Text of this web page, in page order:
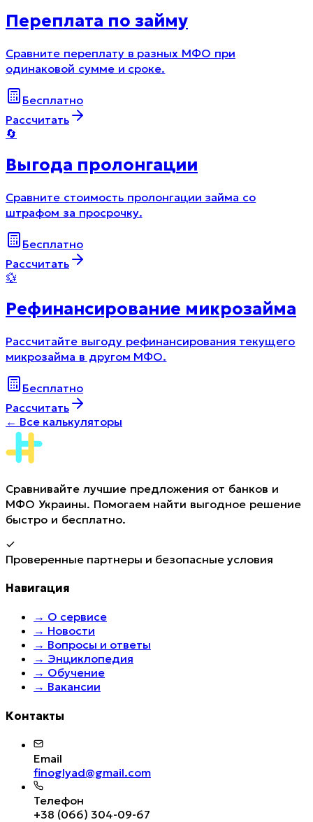
Переплата по займу
Сравните переплату в разных МФО при
одинаковой сумме и сроке.
Бесплатно
Рассчитать
🔄
Выгода пролонгации
Сравните стоимость пролонгации займа со
штрафом за просрочку.
Бесплатно
Рассчитать
💱
Рефинансирование микрозайма
Рассчитайте выгоду рефинансирования текущего
микрозайма в другом МФО.
Бесплатно
Рассчитать
← Все калькуляторы
Сравнивайте лучшие предложения от банков и
МФО Украины. Помогаем найти выгодное решение
быстро и бесплатно.
Проверенные партнеры и безопасные условия
Навигация
→ О сервисе
→ Новости
→ Вопросы и ответы
→ Энциклопедия
→ Обучение
→ Вакансии
Контакты
Email
finoglyad@gmail.com
Телефон
+38 (066) 304-09-67